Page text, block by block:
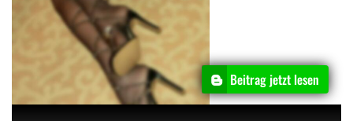
Beitrag jetzt lesen